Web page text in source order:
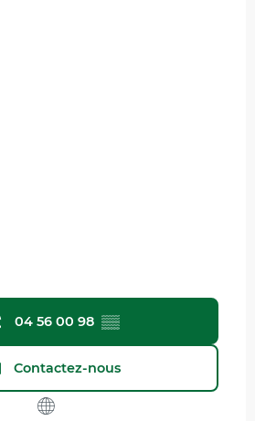
04 56 00 98 ▒▒
Contactez-nous